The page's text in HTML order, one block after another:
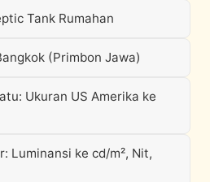
Tank Rumahan
(Primbon Jawa)
Ukuran US Amerika ke
Luminansi ke cd/m², Nit,